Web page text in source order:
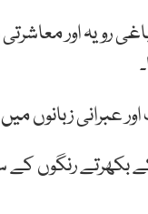
رویہ اور
عبرانی
بکھرتے رنگوں